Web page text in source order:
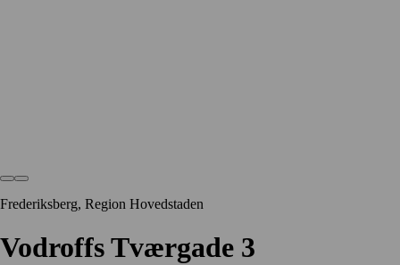
Frederiksberg, Region Hovedstaden
Vodroffs Tværgade 3